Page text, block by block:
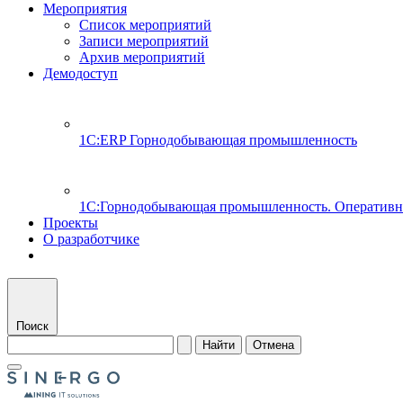
Мероприятия
Список мероприятий
Записи мероприятий
Архив мероприятий
Демодоступ
1С:ERP Горнодобывающая промышленность
1С:Горнодобывающая промышленность.
Проекты
О разработчике
Поиск
Найти
Отмена